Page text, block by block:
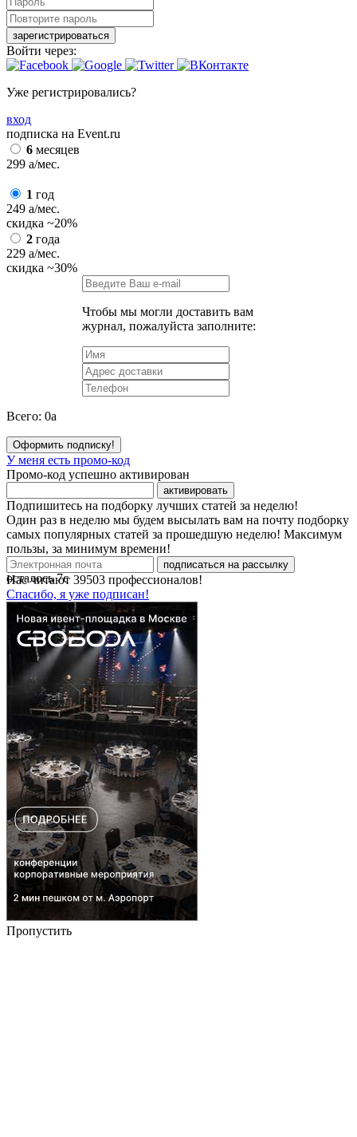
зарегистрироваться
Войти через:
Уже регистрировались?
вход
подписка на Event.ru
6 месяцев
299 a/мес.
1 год
249 a/мес.
скидка ~20%
2 года
229 a/мес.
скидка ~30%
Чтобы мы могли доставить вам
журнал, пожалуйста заполните:
Всего: 0a
Оформить подписку!
У меня есть промо-код
Промо-код успешно активирован
активировать
Подпишитесь на подборку лучших статей за неделю!
Один раз в неделю мы будем высылать вам на почту подборку
самых популярных статей за прошедшую неделю! Максимум
пользы, за минимум времени!
подписаться на рассылку
Нас читают 39503 профессионалов!
Спасибо, я уже подписан!
осталось7с
Пропустить